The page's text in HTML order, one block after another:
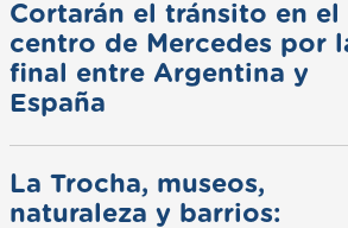
Cortarán el tránsito en el
centro de Mercedes por
final entre Argentina y
España
La Trocha, museos,
naturaleza y barrios: